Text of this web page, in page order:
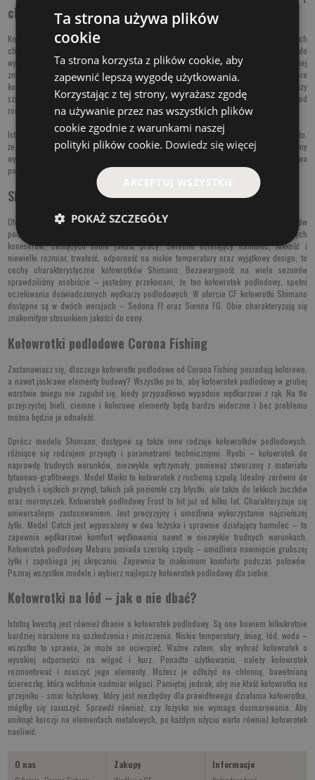
charakteryzują?
Kołowrotki podlodowe nie powinny być zbyt skomplikowane. Najlepsze z nich
charakteryzują się lekkością i niewielkim rozmiarem. Trudne warunki obligują nas do
wybrania takiego sprzętu podlodowego, który będzie posiadał jak najbardziej
zminimalizowaną konstrukcję. Nie inaczej jest w przypadku kołowrotków. Dobre
kołowrotki podlodowe powinny mieć określone parametry. Zwróć uwagę na to, ile razy
szpula kołowrotka będzie obracała się w momencie kręcenia korbą. W zależności od
rodzaju kołowrotka, będą to różne parametry.
Istotną kwestią, jeśli chodzi o kołowrotki na lód, jest pojemność szpuli. Ze względu na to,
że łowienie pod lodem jest specyficzne i nie wymaga tak dalekiego wyrzutu, możemy
wybrać mniejszą pojemność. Takie też kołowrotki są dedykowane do wędkarstwa
podlodowego.
Shimano – najlepszy kołowrotek podlodowy
Oferta marki Corona Fishing posiada kilka znakomitych modeli kołowrotków
podlodowych, a jednym z nich jest wersja Shimano. To kołowrotki dla prawdziwych
koneserów, ceniących sobie jakość pracy. Świetnie działający hamulec, lekkość i
niewielki rozmiar, trwałość, odporność na niskie temperatury oraz wyjątkowy design, to
cechy charakterystyczne kołowrotków Shimano. Bezawaryjność na wiele sezonów
sprawdziliśmy osobiście – jesteśmy przekonani, że ten kołowrotek podlodowy, spełni
oczekiwania doświadczonych wędkarzy podlodowych. W ofercie CF kołowrotki Shimano
dostępne są w dwóch wersjach – Sedona FI oraz Sienna FG. Obie charakteryzują się
znakomitym stosunkiem jakości do ceny.
Kołowrotki podlodowe Corona Fishing
Zastanawiasz się, dlaczego kołowrotki podlodowe od Corona Fishing posiadają kolorowe,
a nawet jaskrawe elementy budowy? Wszystko po to, aby kołowrotek podlodowy w grubej
warstwie śniegu nie zagubił się, kiedy przypadkowo wypadnie wędkarzowi z rąk. Na tle
przejrzystej bieli, ciemne i kolorowe elementy będą bardzo widoczne i bez problemu
można będzie je odnaleźć.
Oprócz modelu Shimano, dostępne są także inne rodzaje kołowrotków podlodowych,
różniące się rodzajem przynęty i parametrami technicznymi. Ryobi – kołowrotek do
naprawdę trudnych warunków, niezwykle wytrzymały, ponieważ stworzony z materiału
tytanowo-grafitowego. Model Maiko to kołowrotek z ruchomą szpulą. Idealny zarówno do
grubych i ciężkich przynęt, takich jak poziomki czy błystki, ale także do lekkich żuczków
oraz mormyszek. Kołowrotek podlodowy Frost to hit już od kilku lat. Charakteryzuje się
uniwersalnym zastosowaniem. Jest precyzyjny i umożliwia wykorzystanie najcieńszej
żyłki. Model Catch jest wyposażony w dwa łożyska i sprawnie działający hamulec – to
zapewnia wędkarzowi komfort wędkowania nawet w niezwykle trudnych warunkach.
Kołowrotek podlodowy Mebaru posiada szeroką szpulę – umożliwia nawinięcie grubszej
żyłki i zapobiega jej skręcaniu. Zapewnia to maksimum komfortu podczas połowów.
Poznaj wszystkie modele i wybierz najlepszy kołowrotek podlodowy dla siebie.
Kołowrotki na lód – jak o nie dbać?
Istotną kwestią jest również dbanie o kołowrotek podlodowy. Są one bowiem kilkukrotnie
bardziej narażone na uszkodzenia i zniszczenia. Niskie temperatury, śnieg, lód, woda –
wszystko to sprawia, że może on ucierpieć. Ważne zatem, aby wybrać kołowrotek o
wysokiej odporności na wilgoć i kurz. Ponadto użytkowaniu, należy kołowrotek
rozmontować i osuszyć jego elementy. Możesz je odłożyć na chłonną, bawełnianą
ściereczkę, która wchłonie nadmiar wilgoci. Pamiętaj jednak, aby nie kłaść kołowrotka na
grzejniku - smar łożyskowy, który jest niezbędny dla prawidłowego działania kołowrotka,
mógłby się zasuszyć. Sprawdź również, czy łożysko nie wymaga dosmarowania. Aby
uniknąć korozji na elementach metalowych, po każdym użyciu warto również kołowrotek
naoliwić.
O nas
Zakupy
Informacje
Ta strona używa plików
cookie
Ta strona korzysta z plików cookie, aby
zapewnić lepszą wygodę użytkowania.
Korzystając z tej strony, wyrażasz zgodę
na używanie przez nas wszystkich plików
cookie zgodnie z warunkami naszej
polityki plików cookie. Dowiedz się więcej
AKCEPTUJ WSZYSTKIE
POKAŻ SZCZEGÓŁY